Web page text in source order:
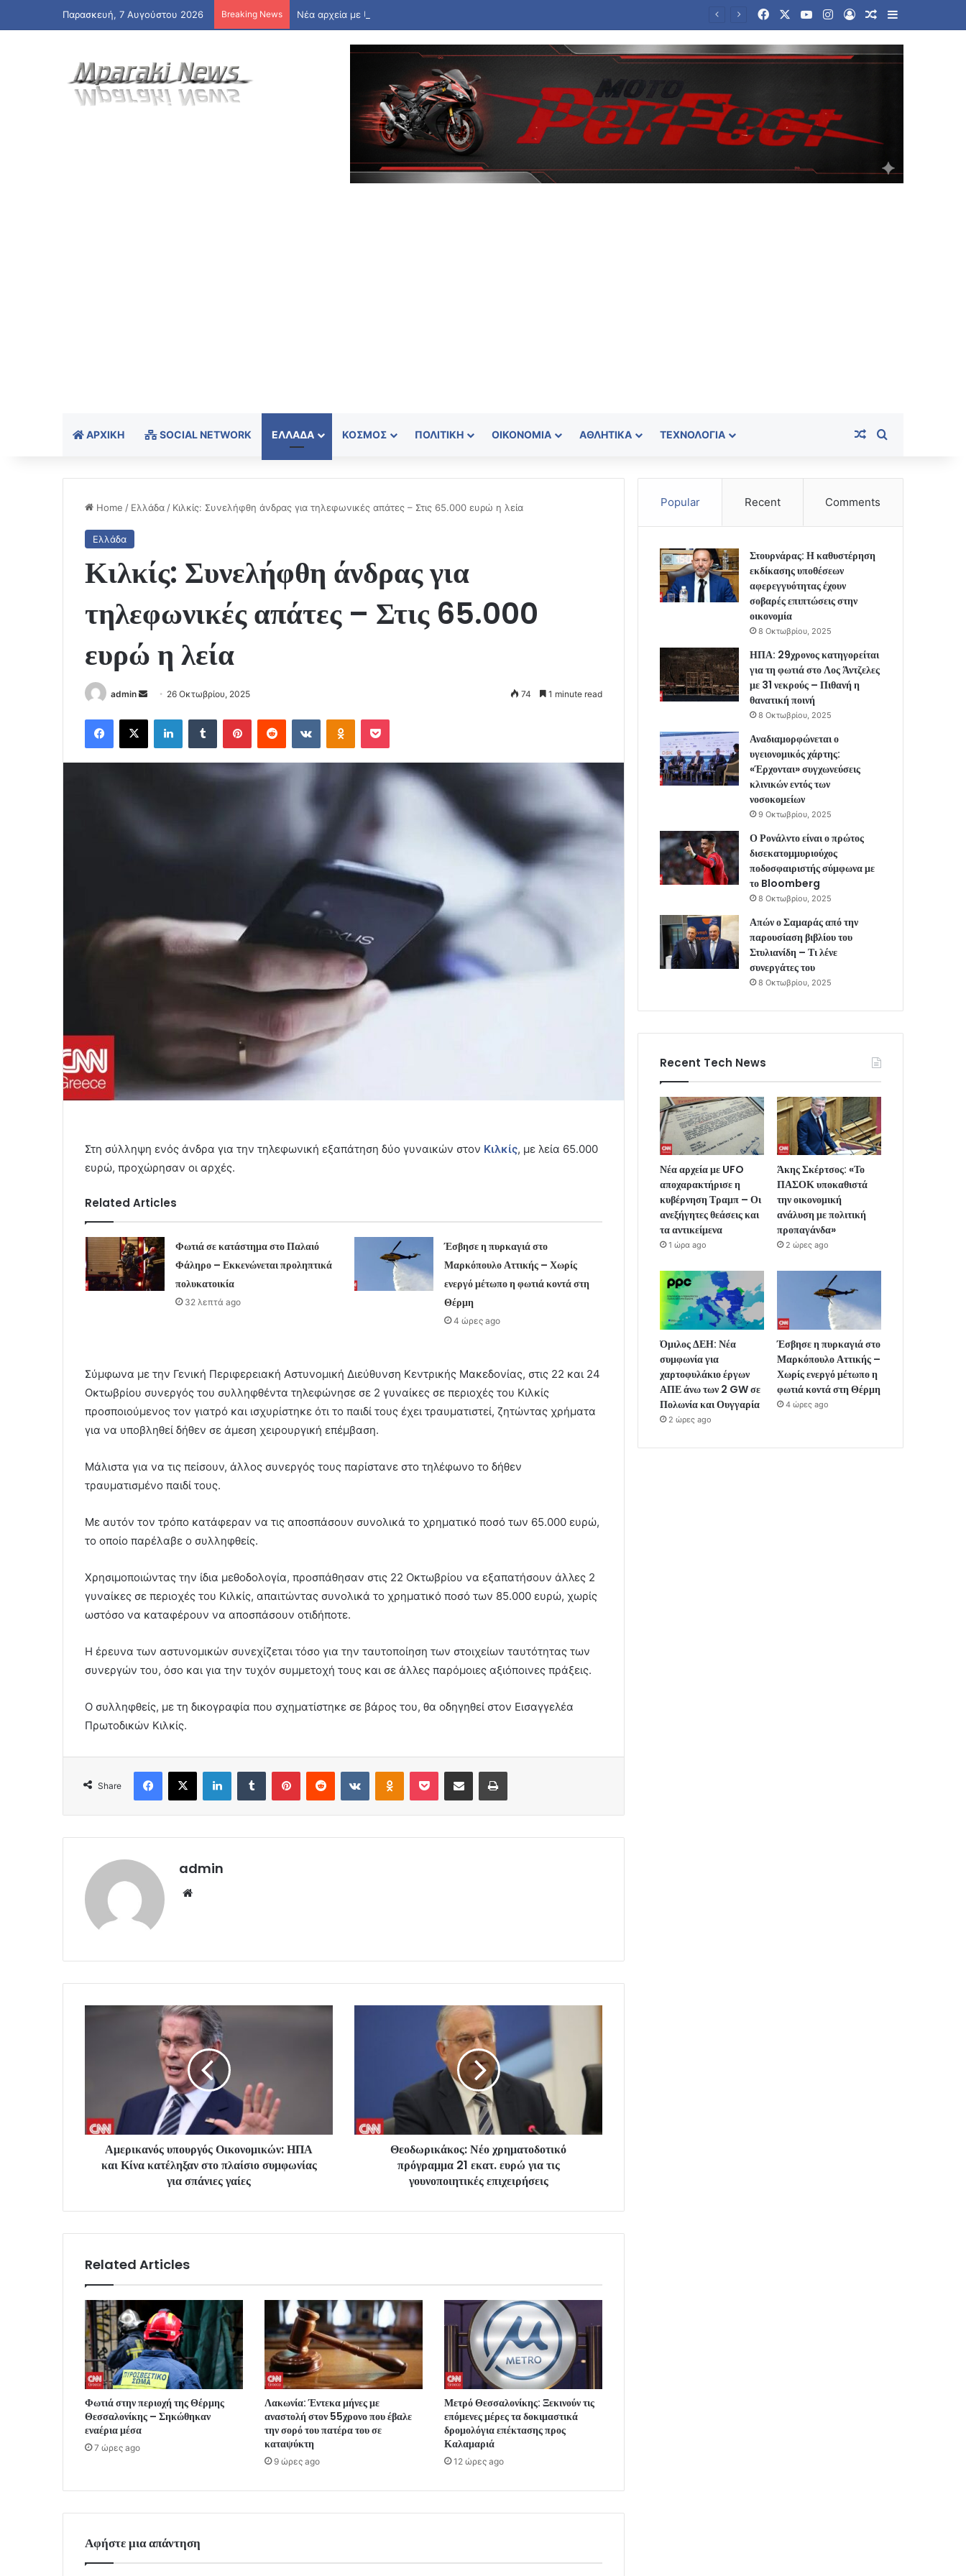
Παρασκευή, 7 Αυγούστου 2026 Breaking News FacebookYouTubeInstagram
Log InRandom Article
Sidebar
ΑΡΧΙΚΉ SOCIAL NETWORK ΕΛΛΆΔΑ ΚΌΣΜΟΣ ΠΟΛΙΤΙΚΉ ΟΙΚΟΝΟΜΊΑ ΑΘΛΗΤΙΚΆ ΤΕΧΝΟΛΟΓΊΑ Random Article
Home / Ελλάδα / Κιλκίς: Συνελήφθη άνδρας για τηλεφωνικές απάτες – Στις 65.000 ευρώ η λεία
Ελλάδα
Κιλκίς: Συνελήφθη άνδρας για
τηλεφωνικές απάτες – Στις 65.000
ευρώ η λεία
admin
Send
email
26 Οκτωβρίου, 2025 74 1 minute read
Facebook
X LinkedInTumblr PinterestReddit VKontakteOdnoklassniki
Pocket
Στη σύλληψη ενός άνδρα για την τηλεφωνική εξαπάτηση δύο γυναικών στον Κιλκίς, με λεία 65.000
ευρώ, προχώρησαν οι αρχές.
Related Articles
Φωτιά σε κατάστημα στο Παλαιό
Φάληρο – Εκκενώνεται προληπτικά
πολυκατοικία
32 λεπτά ago
Έσβησε η πυρκαγιά στο
Μαρκόπουλο Αττικής – Χωρίς
ενεργό μέτωπο η φωτιά κοντά στη
Θέρμη
4 ώρες ago
Σύμφωνα με την Γενική Περιφερειακή Αστυνομική Διεύθυνση Κεντρικής Μακεδονίας, στις 22 και 24
Οκτωβρίου συνεργός του συλληφθέντα τηλεφώνησε σε 2 γυναίκες σε περιοχές του Κιλκίς
προσποιούμενος τον γιατρό και ισχυρίστηκε ότι το παιδί τους έχει τραυματιστεί, ζητώντας χρήματα
για να υποβληθεί δήθεν σε άμεση χειρουργική επέμβαση.
Μάλιστα για να τις πείσουν, άλλος συνεργός τους παρίστανε στο τηλέφωνο το δήθεν
τραυματισμένο παιδί τους.
Με αυτόν τον τρόπο κατάφεραν να τις αποσπάσουν συνολικά το χρηματικό ποσό των 65.000 ευρώ,
το οποίο παρέλαβε ο συλληφθείς.
Χρησιμοποιώντας την ίδια μεθοδολογία, προσπάθησαν στις 22 Οκτωβρίου να εξαπατήσουν άλλες 2
γυναίκες σε περιοχές του Κιλκίς, απαιτώντας συνολικά το χρηματικό ποσό των 85.000 ευρώ, χωρίς
ωστόσο να καταφέρουν να αποσπάσουν οτιδήποτε.
Η έρευνα των αστυνομικών συνεχίζεται τόσο για την ταυτοποίηση των στοιχείων ταυτότητας των
συνεργών του, όσο και για την τυχόν συμμετοχή τους και σε άλλες παρόμοιες αξιόποινες πράξεις.
Ο συλληφθείς, με τη δικογραφία που σχηματίστηκε σε βάρος του, θα οδηγηθεί στον Εισαγγελέα
Πρωτοδικών Κιλκίς.
Share
Facebook
X LinkedInTumblr PinterestReddit VKontakteOdnoklassniki
Pocket Share via Email Print
admin
Αμερικανός υπουργός Οικονομικών: ΗΠΑ
και Κίνα κατέληξαν στο πλαίσιο συμφωνίας
για σπάνιες γαίες
Θεοδωρικάκος: Νέο χρηματοδοτικό
πρόγραμμα 21 εκατ. ευρώ για τις
γουνοποιητικές επιχειρήσεις
Related Articles
Φωτιά στην περιοχή της Θέρμης
Θεσσαλονίκης – Σηκώθηκαν
εναέρια μέσα
7 ώρες ago
Λακωνία: Έντεκα μήνες με
αναστολή στον 55χρονο που έβαλε
την σορό του πατέρα του σε
καταψύκτη
9 ώρες ago
Μετρό Θεσσαλονίκης: Ξεκινούν τις
επόμενες μέρες τα δοκιμαστικά
δρομολόγια επέκτασης προς
Καλαμαριά
12 ώρες ago
Αφήστε μια απάντηση
Popular Recent Comments
Στουρνάρας: Η καθυστέρηση
εκδίκασης υποθέσεων
αφερεγγυότητας έχουν
σοβαρές επιπτώσεις στην
οικονομία
8 Οκτωβρίου, 2025
ΗΠΑ: 29χρονος κατηγορείται
για τη φωτιά στο Λος Άντζελες
με 31 νεκρούς – Πιθανή η
θανατική ποινή
8 Οκτωβρίου, 2025
Αναδιαμορφώνεται ο
υγειονομικός χάρτης:
«Έρχονται» συγχωνεύσεις
κλινικών εντός των
νοσοκομείων
9 Οκτωβρίου, 2025
Ο Ρονάλντο είναι ο πρώτος
δισεκατομμυριούχος
ποδοσφαιριστής σύμφωνα με
το Bloomberg
8 Οκτωβρίου, 2025
Απών ο Σαμαράς από την
παρουσίαση βιβλίου του
Στυλιανίδη – Τι λένε
συνεργάτες του
8 Οκτωβρίου, 2025
Recent Tech News
Νέα αρχεία με UFO
αποχαρακτήρισε η
κυβέρνηση Τραμπ – Οι
ανεξήγητες θεάσεις και
τα αντικείμενα
1 ώρα ago
Άκης Σκέρτσος: «Το
ΠΑΣΟΚ υποκαθιστά
την οικονομική
ανάλυση με πολιτική
προπαγάνδα»
2 ώρες ago
Όμιλος ΔΕΗ: Νέα
συμφωνία για
χαρτοφυλάκιο έργων
ΑΠΕ άνω των 2 GW σε
Πολωνία και Ουγγαρία
2 ώρες ago
Έσβησε η πυρκαγιά στο
Μαρκόπουλο Αττικής –
Χωρίς ενεργό μέτωπο η
φωτιά κοντά στη Θέρμη
4 ώρες ago